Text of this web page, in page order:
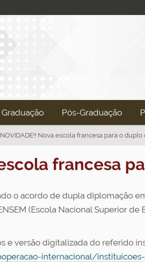
Graduação Pós-Graduação
NOVIDADE!! Nova escola francesa para o
francesa
o acordo de dupla diplomação
(Escola Nacional Superior
e versão digitalizada do referido
internacional/